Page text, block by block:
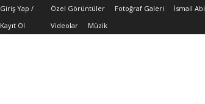
Giriş Yap /
Kayıt Ol
Özel Görüntüler Fotoğraf Galeri İsmail Abi
Videolar
Müzik